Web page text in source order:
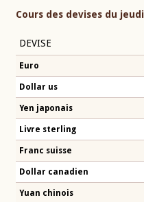
Cours des devises du
DEVISE
Euro
Dollar us
Yen japonais
Livre sterling
Franc suisse
Dollar canadien
Yuan chinois